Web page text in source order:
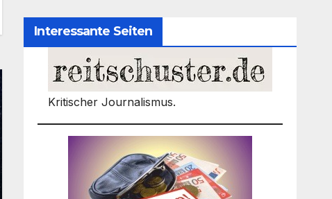
Interessante Seiten
Kritischer Journalismus.